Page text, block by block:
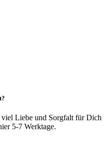
Liebe und Sorgfalt für Dich
5-7 Werktage.